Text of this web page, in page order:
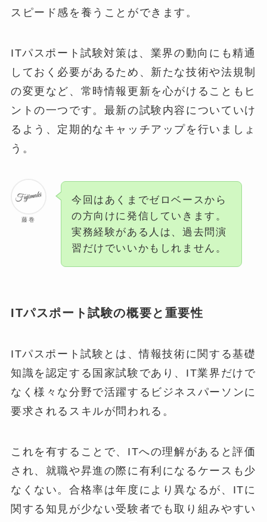
スピード感を養うことができます。
ITパスポート試験対策は、業界の動向にも精通
しておく必要があるため、新たな技術や法規制
の変更など、常時情報更新を心がけることもヒ
ントの一つです。最新の試験内容についていけ
るよう、定期的なキャッチアップを行いましょ
う。
藤巻
今回はあくまでゼロベースから
の方向けに発信していきます。
実務経験がある人は、過去問演
習だけでいいかもしれません。
ITパスポート試験の概要と重要性
ITパスポート試験とは、情報技術に関する基礎
知識を認定する国家試験であり、IT業界だけで
なく様々な分野で活躍するビジネスパーソンに
要求されるスキルが問われる。
これを有することで、ITへの理解があると評価
され、就職や昇進の際に有利になるケースも少
なくない。合格率は年度により異なるが、ITに
関する知見が少ない受験者でも取り組みやすい